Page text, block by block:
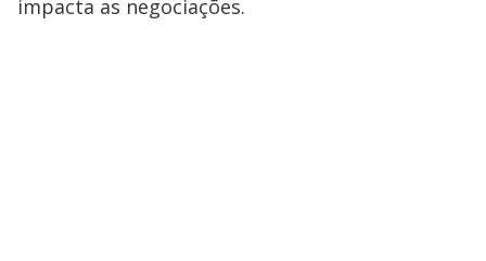
impacta as negociações.